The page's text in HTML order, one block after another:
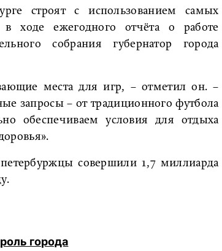
строят с использованием самых
ходе ежегодного отчёта о работе
собрания губернатор города
места для игр, – отметил он. –
запросы – от традиционного футбола
обеспечиваем условия для отдыха
совершили 1,7 миллиарда
города